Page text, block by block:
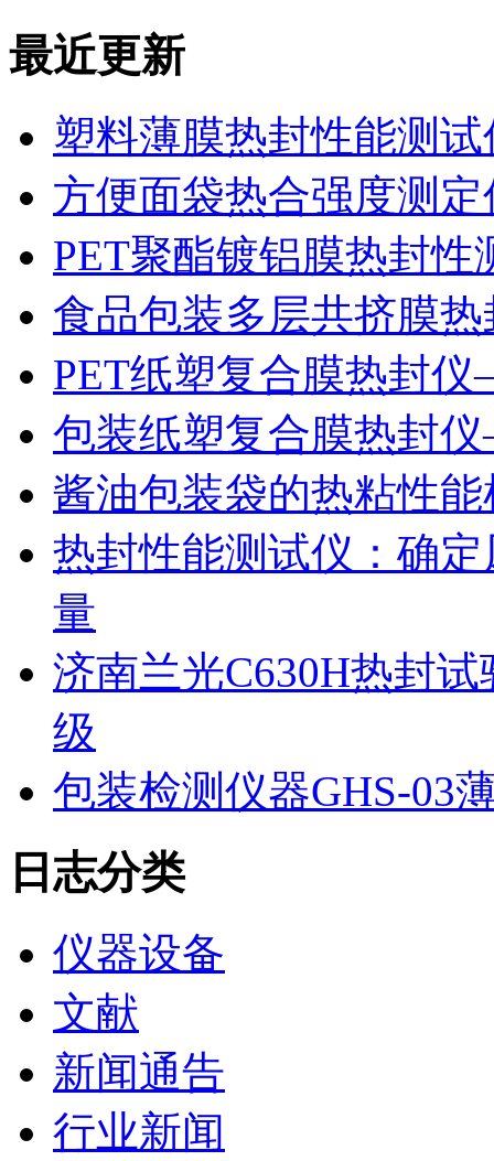
最近更新
塑料薄膜热封性能测
方便面袋热合强度测
PET聚酯镀铝膜热封性
食品包装多层共挤膜
PET纸塑复合膜热封
包装纸塑复合膜热封
酱油包装袋的热粘性
热封性能测试仪：确
量
济南兰光C630H热封
级
包装检测仪器GHS-03
日志分类
仪器设备
文献
新闻通告
行业新闻